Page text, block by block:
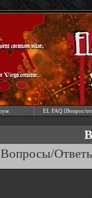
EL FAQ [Вопрос/
Вопросы/